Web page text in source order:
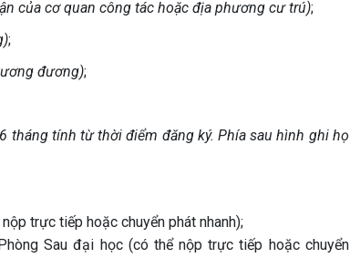
của cơ quan công tác hoặc địa phương cư trú);
;
đương);
tháng tính từ thời điểm đăng ký. Phía sau hình ghi họ
trực tiếp hoặc chuyển phát nhanh);
Sau đại học (có thể nộp trực tiếp hoặc chuyển